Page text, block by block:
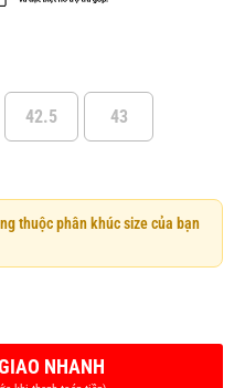
42.5 43
thuộc phân khúc size của bạn